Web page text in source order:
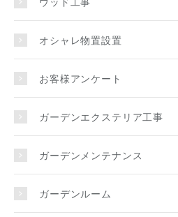
オシャレ物置設置
お客様アンケート
ガーデンエクステリア工事
ガーデンメンテナンス
ガーデンルーム